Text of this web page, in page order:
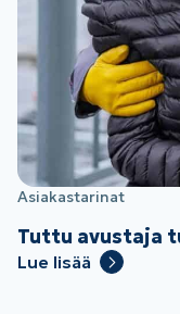
Asiakastarinat
Tuttu avustaja
Lue lisää